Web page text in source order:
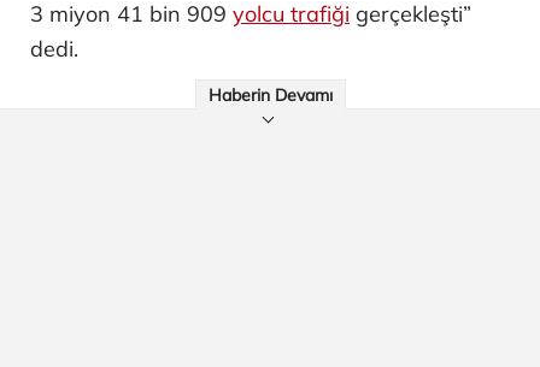
3 miyon 41 bin 909 yolcu trafiği gerçekleşti”
dedi.
Haberin Devamı